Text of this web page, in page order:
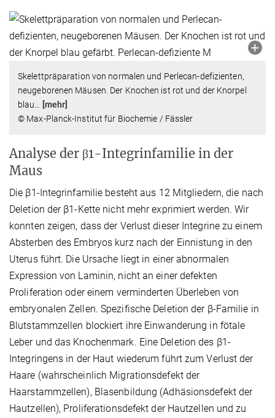
Skelettpräparation von normalen und Perlecan-defizienten,
neugeborenen Mäusen. Der Knochen ist rot und der Knorpel
blau
[mehr]
© Max-Planck-Institut für Biochemie / Fässler
Analyse der β1-Integrinfamilie in der
Maus
Die β1-Integrinfamilie besteht aus 12 Mitgliedern, die nach
Deletion der β1-Kette nicht mehr exprimiert werden. Wir
konnten zeigen, dass der Verlust dieser Integrine zu einem
Absterben des Embryos kurz nach der Einnistung in den
Uterus führt. Die Ursache liegt in einer abnormalen
Expression von Laminin, nicht an einer defekten
Proliferation oder einem verminderten Überleben von
embryonalen Zellen. Spezifische Deletion der β-Familie in
Blutstammzellen blockiert ihre Einwanderung in fötale
Leber und das Knochenmark. Eine Deletion des β1-
Integringens in der Haut wiederum führt zum Verlust der
Haare (wahrscheinlich Migrationsdefekt der
Haarstammzellen), Blasenbildung (Adhäsionsdefekt der
Hautzellen), Proliferationsdefekt der Hautzellen und zu